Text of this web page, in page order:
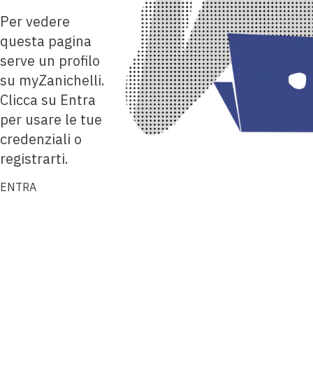
Per vedere
questa pagina
serve un profilo
su myZanichelli.
Clicca su Entra
per usare le tue
credenziali o
registrarti.
ENTRA